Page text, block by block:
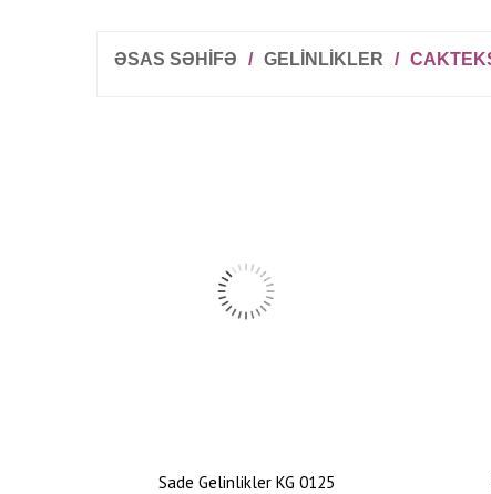
ƏSAS SƏHİFƏ / GELINLIKLER /
Sade Gelinlikler KG 0125